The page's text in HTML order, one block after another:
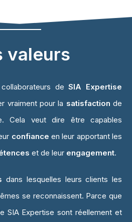
valeurs
deSIA Expertise
vraiment pour la satisfaction de
Cela veut dire être capables
confiance en leur apportant les
et de leur engagement.
dans lesquelles leurs clients les
se reconnaissent. Parce que
SIA Expertise sont réellement et